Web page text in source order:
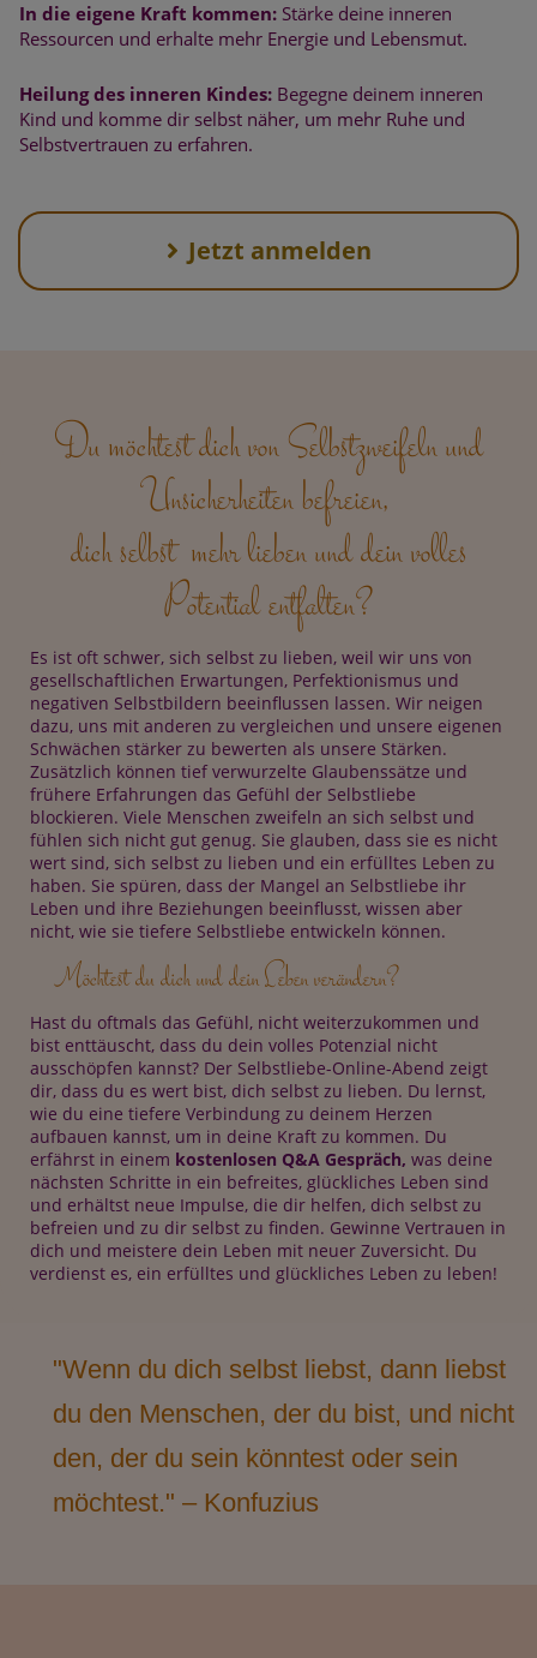
In die eigene Kraft kommen: Stärke deine inneren
Ressourcen und erhalte mehr Energie und Lebensmut.
Heilung des inneren Kindes: Begegne deinem inneren
Kind und komme dir selbst näher, um mehr Ruhe und
Selbstvertrauen zu erfahren.
Jetzt anmelden
Du möchtest dich von Selbstzweifeln und
Unsicherheiten befreien,
dich selbst mehr lieben und dein volles
Potential entfalten?
Es ist oft schwer, sich selbst zu lieben, weil wir uns von
gesellschaftlichen Erwartungen, Perfektionismus und
negativen Selbstbildern beeinflussen lassen. Wir neigen
dazu, uns mit anderen zu vergleichen und unsere eigenen
Schwächen stärker zu bewerten als unsere Stärken.
Zusätzlich können tief verwurzelte Glaubenssätze und
frühere Erfahrungen das Gefühl der Selbstliebe
blockieren. Viele Menschen zweifeln an sich selbst und
fühlen sich nicht gut genug. Sie glauben, dass sie es nicht
wert sind, sich selbst zu lieben und ein erfülltes Leben zu
haben. Sie spüren, dass der Mangel an Selbstliebe ihr
Leben und ihre Beziehungen beeinflusst, wissen aber
nicht, wie sie tiefere Selbstliebe entwickeln können.
Möchtest du dich und dein Leben verändern?
Hast du oftmals das Gefühl, nicht weiterzukommen und
bist enttäuscht, dass du dein volles Potenzial nicht
ausschöpfen kannst? Der Selbstliebe-Online-Abend zeigt
dir, dass du es wert bist, dich selbst zu lieben. Du lernst,
wie du eine tiefere Verbindung zu deinem Herzen
aufbauen kannst, um in deine Kraft zu kommen. Du
erfährst in einem kostenlosen Q&A Gespräch, was deine
nächsten Schritte in ein befreites, glückliches Leben sind
und erhältst neue Impulse, die dir helfen, dich selbst zu
befreien und zu dir selbst zu finden. Gewinne Vertrauen in
dich und meistere dein Leben mit neuer Zuversicht. Du
verdienst es, ein erfülltes und glückliches Leben zu leben!
"Wenn du dich selbst liebst, dann liebst
du den Menschen, der du bist, und nicht
den, der du sein könntest oder sein
möchtest." – Konfuzius